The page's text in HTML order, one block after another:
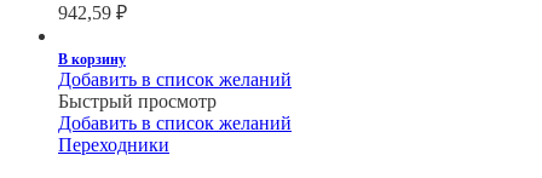
942,59 ₽
В корзину
Добавить в список желаний
Быстрый просмотр
Добавить в список желаний
Переходники